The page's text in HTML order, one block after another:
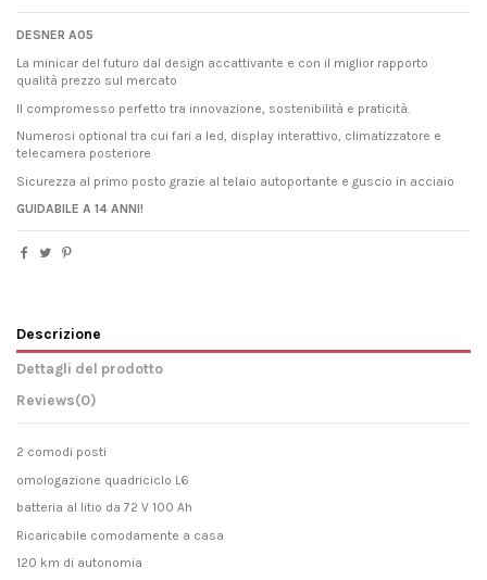
DESNER A05
La minicar del futuro dal design accattivante e con il miglior rapporto
qualità prezzo sul mercato
Il compromesso perfetto tra innovazione, sostenibilità e praticità.
Numerosi optional tra cui fari a led, display interattivo, climatizzatore e
telecamera posteriore
Sicurezza al primo posto grazie al telaio autoportante e guscio in acciaio
GUIDABILE A 14 ANNI!
Descrizione
Dettagli del prodotto
Reviews(0)
2 comodi posti
omologazione quadriciclo L6
batteria al litio da 72 V 100 Ah
Ricaricabile comodamente a casa
120 km di autonomia